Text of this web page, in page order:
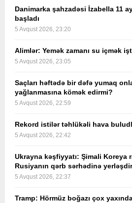
Danimarka şahzadəsi İzabella 11
başladı
5 Avqust 2026, 23:20
Alimlər: Yemək zamanı su içmək
5 Avqust 2026, 23:05
Saçları həftədə bir dəfə yumaq
yağlanmasına kömək edirmi?
5 Avqust 2026, 22:59
Rekord istilər təhlükəli hava
5 Avqust 2026, 22:42
Ukrayna kəşfiyyatı: Şimali Koreya
Rusiyanın qərb sərhədinə
5 Avqust 2026, 22:37
Tramp: Hörmüz boğazı çox